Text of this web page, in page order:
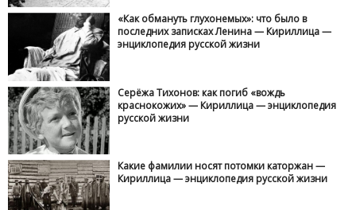
«Как обмануть глухонемых»: что было в
последних записках Ленина — Кириллица —
энциклопедия русской жизни
Серёжа Тихонов: как погиб «вождь
краснокожих» — Кириллица — энциклопедия
русской жизни
Какие фамилии носят потомки каторжан —
Кириллица — энциклопедия русской жизни